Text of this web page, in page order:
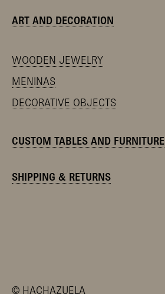
ART AND DECORATION
WOODEN JEWELRY
MENINAS
DECORATIVE OBJECTS
CUSTOM TABLES AND FURNITURE
SHIPPING & RETURNS
© HACHAZUELA